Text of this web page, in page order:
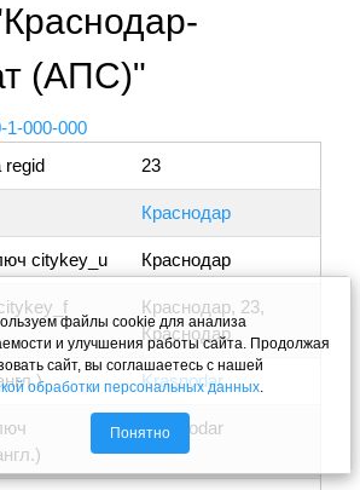
(АПС)"
1-000-000
regid
23
Краснодар
citykey_u Краснодар
Краснодар, 23,
Краснодар
Krasnodar
Krasnodar
файлы cookie для анализа
и улучшения работы сайта. Продолжая
сайт, вы соглашаетесь с нашей
обработки персональных данных.
Понятно